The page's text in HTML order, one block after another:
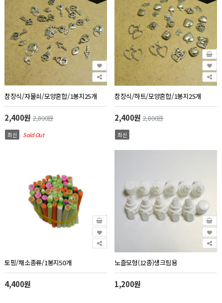
참장식/자물쇠/모양혼합/1봉지25개
2,400원 2,800원
최신 Sold Out
참장식/하트/모양혼합/1봉지25개
2,400원2,800원
최신
토핑/채소종류/1봉지50개
4,400원
노즐모형(12종)생크림용
1,200원